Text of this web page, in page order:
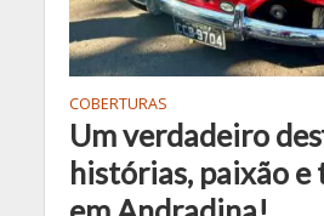
COBERTURAS
Um verdadeiro
histórias, paixão e